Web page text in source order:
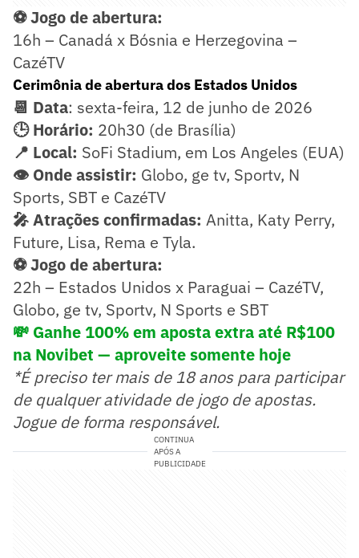
⚽ Jogo de abertura:
16h – Canadá x Bósnia e Herzegovina –
CazéTV
Cerimônia de abertura dos Estados Unidos
📆 Data: sexta-feira, 12 de junho de 2026
🕒 Horário: 20h30 (de Brasília)
📍 Local: SoFi Stadium, em Los Angeles (EUA)
👁️ Onde assistir: Globo, ge tv, Sportv, N
Sports, SBT e CazéTV
🎤 Atrações confirmadas: Anitta, Katy Perry,
Future, Lisa, Rema e Tyla.
⚽ Jogo de abertura:
22h – Estados Unidos x Paraguai – CazéTV,
Globo, ge tv, Sportv, N Sports e SBT
💸 Ganhe 100% em aposta extra até R$100
na Novibet — aproveite somente hoje
*É preciso ter mais de 18 anos para participar
de qualquer atividade de jogo de apostas.
Jogue de forma responsável.
CONTINUA
APÓS A
PUBLICIDADE